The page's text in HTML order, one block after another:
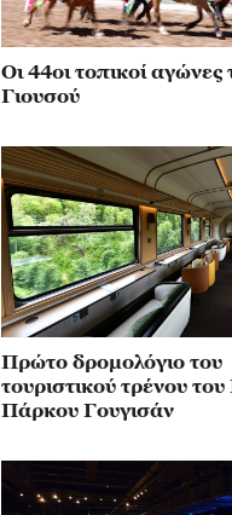
Οι 44οι τοπικοί αγώνες
Γιουσού
Πρώτο δρομολόγιο του
τουριστικού τρένου
Πάρκου Γουγισάν